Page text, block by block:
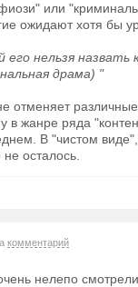
или
ожидают хотя бы
его нельзя назвать
драма) "
отменяет
в жанре ряда
В "чистом
не осталось.
комментарий
нелепо